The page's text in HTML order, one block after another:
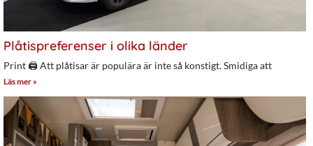
Plåtispreferenser i olika länder
Print 🖨 Att plåtisar är populära är inte så konstigt. Smidiga att
Läs mer »